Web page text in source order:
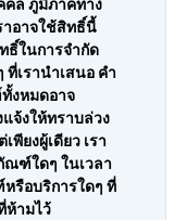
าอาจใช้สิทธิ์นี้
ธิ์ในการจำกัด
เรานำเสนอ คำ
งหมดอาจ
จ้งให้ทราบล่วง
ยงผู้เดียว เรา
ฑ์ใดๆ ในเวลา
รือบริการใดๆ ที่
ห้ามไว้